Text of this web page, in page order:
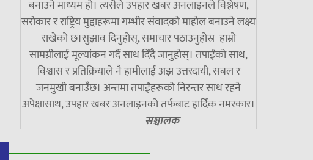
बनाउने माध्यम हो। त्यसैले उपहार खबर अनलाइनले विश्लेषण,
सरोकार र राष्ट्रिय मुद्दाहरूमा गम्भीर संवादको माहोल बनाउने लक्ष्य
राखेको छ।सुझाव दिनुहोस्, समाचार पठाउनुहोस्र हाम्रो
सामग्रीलाई मूल्यांकन गर्दै साथ दिँदै जानुहोस्। तपाईंको साथ,
विश्वास र प्रतिक्रियाले नै हामीलाई अझ उत्तरदायी, सबल र
जनमुखी बनाउँछ। अन्तमा तपाईंहरूको निरन्तर साथ रहने
अपेक्षासाथ, उपहार खबर अनलाइनको तर्फबाट हार्दिक नमस्कार।
सञ्चालक